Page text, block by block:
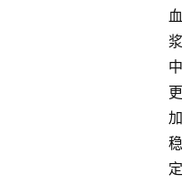
血
浆
中
更
加
稳
定